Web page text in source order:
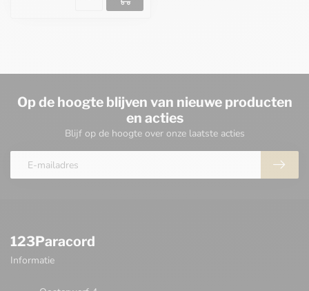
Op de hoogte blijven van nieuwe producten
en acties
Blijf op de hoogte over onze laatste acties
123Paracord
Informatie